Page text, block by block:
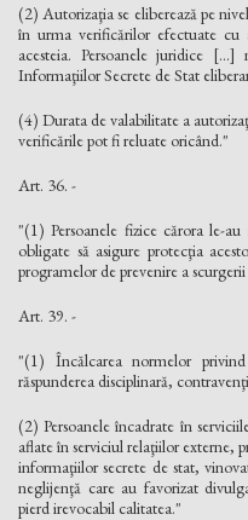
(2) Autorizaţia se eliberează pe
în urma verificărilor efectuate cu
acesteia. Persoanele juridice
Informaţiilor Secrete de Stat
(4) Durata de valabilitate a
verificările pot fi reluate oricând."
Art. 36. -
"(1) Persoanele fizice cărora le-
obligate să asigure protecţia
programelor de prevenire a
Art. 39. -
"(1) Încălcarea normelor
răspunderea disciplinară,
(2) Persoanele încadrate în
aflate în serviciul relaţiilor externe,
informaţiilor secrete de stat,
neglijenţă care au favorizat
pierd irevocabil calitatea."